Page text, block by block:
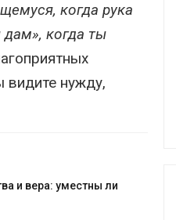
когда рука
дам», когда ты
видите нужду,
и вера: уместны ли